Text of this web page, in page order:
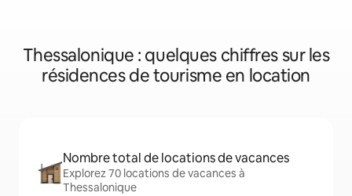
Thessalonique : quelques chiffres sur les
résidences de tourisme en location
Nombre total de locations de vacances
Explorez 70 locations de vacances à
Thessalonique